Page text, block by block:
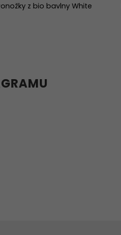
z bio bavlny White